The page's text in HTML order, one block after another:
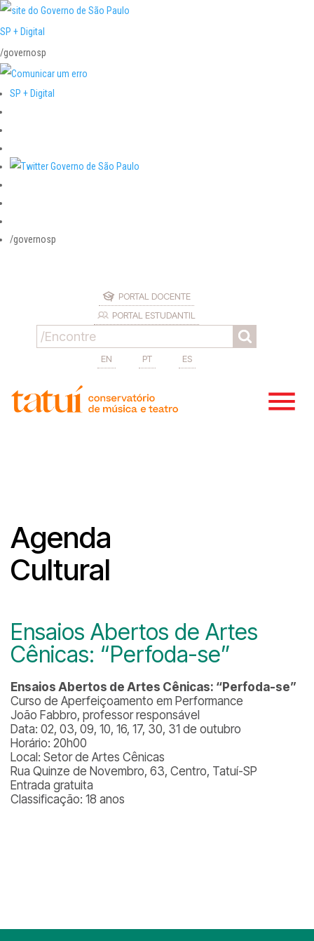
SP + Digital
/governosp
SP + Digital
/governosp
PORTAL DOCENTE
PORTAL ESTUDANTIL
EN PT ES
Agenda
Cultural
Ensaios Abertos de Artes
Cênicas: “Perfoda-se”
Ensaios Abertos de Artes Cênicas: “Perfoda-se”
Curso de Aperfeiçoamento em Performance
João Fabbro, professor responsável
Data: 02, 03, 09, 10, 16, 17, 30, 31 de outubro
Horário: 20h00
Local: Setor de Artes Cênicas
Rua Quinze de Novembro, 63, Centro, Tatuí-SP
Entrada gratuita
Classificação: 18 anos